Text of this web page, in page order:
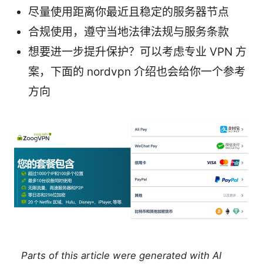
尽量使用距离你最近且稳定的服务器节点
合规使用，遵守当地法律法规与服务条款
想要进一步提升保护？可以考虑专业 VPN 方
案，下面的 nordvpn 介绍也会给你一个参考
方向
Parts of this article were generated with AI